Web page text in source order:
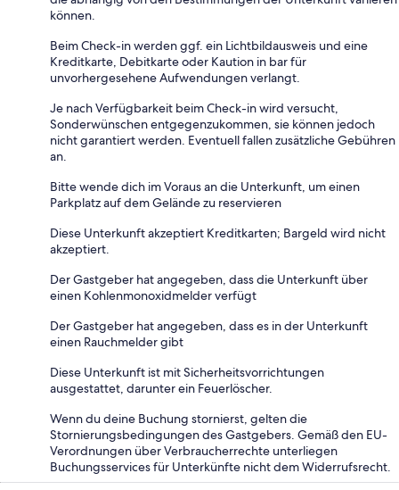
können.
Beim Check-in werden ggf. ein Lichtbildausweis und eine
Kreditkarte, Debitkarte oder Kaution in bar für
unvorhergesehene Aufwendungen verlangt.
Je nach Verfügbarkeit beim Check-in wird versucht,
Sonderwünschen entgegenzukommen, sie können jedoch
nicht garantiert werden. Eventuell fallen zusätzliche Gebühren
an.
Bitte wende dich im Voraus an die Unterkunft, um einen
Parkplatz auf dem Gelände zu reservieren
Diese Unterkunft akzeptiert Kreditkarten; Bargeld wird nicht
akzeptiert.
Der Gastgeber hat angegeben, dass die Unterkunft über
einen Kohlenmonoxidmelder verfügt
Der Gastgeber hat angegeben, dass es in der Unterkunft
einen Rauchmelder gibt
Diese Unterkunft ist mit Sicherheitsvorrichtungen
ausgestattet, darunter ein Feuerlöscher.
Wenn du deine Buchung stornierst, gelten die
Stornierungsbedingungen des Gastgebers. Gemäß den EU-
Verordnungen über Verbraucherrechte unterliegen
Buchungsservices für Unterkünfte nicht dem Widerrufsrecht.